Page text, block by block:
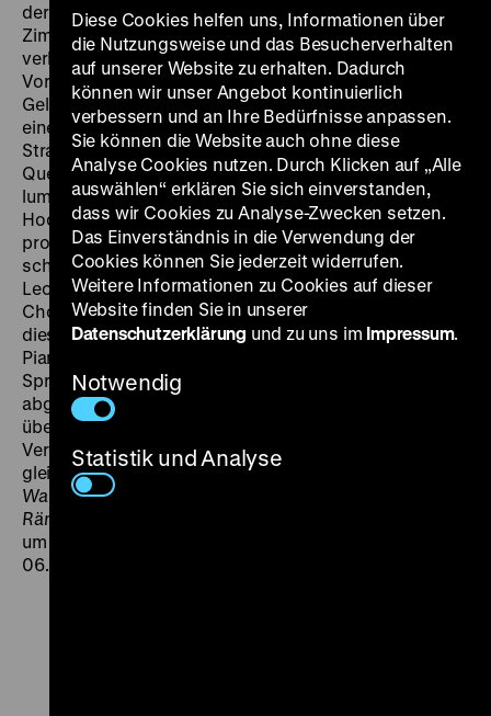
der Polizei steigt der Einbrecher Matrosen-Karl ins
Zimmer des Straßenmädchens Ballhaus-Else. Man
verliebt sich Hals über Kopf und träumt von der Ferne.
Vorher geht es aber noch in die Kongo-Bar, um Elses
Geliebtem, dem Pianisten Leo, Lebewohl zu sagen. Aus
einer kurzen Nacht wird eine lange, draußen auf der
Straße ziehen sich die Netze von Polizeifahndung und
Querschnittmontage immer enger zusammen. Der
lumpenproletarische poetische Realismus von
Hochbaums Film, 1932 von Justin Rosenfeld
produziert, vergemeinschaftet Gefühle zu
schimmernden Atmosphären, etwa wenn Barmusiker
Leo seinen Liebeskummer mit dem Spielen einer
Chopin-Nocturne öffentlich macht: „Und so wie an
dieser Stelle der über seine Szenerie sich tastende
Pianist findet auch Werner Hochbaum zu einer reinen
Sprache von Trauer. Er hat das verbrauchte,
abgestorbene Material des aus der Stummfilmzeit
überkommenen Ganoven- und Dirnenfilms durch
Verwandlung in eine originale und aktuelle Filmform
gleichzeitig aufgedeckt und gerettet.“ (Peter Nau:
Walzer in die Dunkelheit
Rändern der Geschichte filmen
um 21 Uhr + SA 07.03. um 19 Uhr · Einführung am
06.03.: Joachim Schätz
Diese Cookies helfen uns, Informationen über
die Nutzungsweise und das Besucherverhalten
auf unserer Website zu erhalten. Dadurch
können wir unser Angebot kontinuierlich
verbessern und an Ihre Bedürfnisse anpassen.
Sie können die Website auch ohne diese
Analyse Cookies nutzen. Durch Klicken auf „Alle
auswählen“ erklären Sie sich einverstanden,
dass wir Cookies zu Analyse-Zwecken setzen.
Das Einverständnis in die Verwendung der
Cookies können Sie jederzeit widerrufen.
Weitere Informationen zu Cookies auf dieser
Website finden Sie in unserer
Datenschutzerklärung und zu uns im Impressum.
Notwendig
Statistik und Analyse